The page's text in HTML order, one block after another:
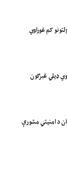
کم غوراوي
ډیلي غبرګون
د امنیتي مشورې